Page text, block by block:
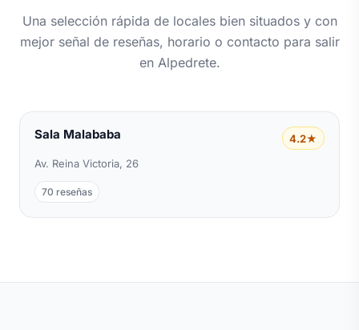
Una selección rápida de locales bien situados y con
mejor señal de reseñas, horario o contacto para salir
en Alpedrete.
Sala Malababa
4.2★
Av. Reina Victoria, 26
70 reseñas